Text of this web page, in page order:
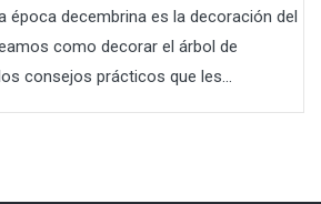
época decembrina es la decoración del
como decorar el árbol de
consejos prácticos que les...